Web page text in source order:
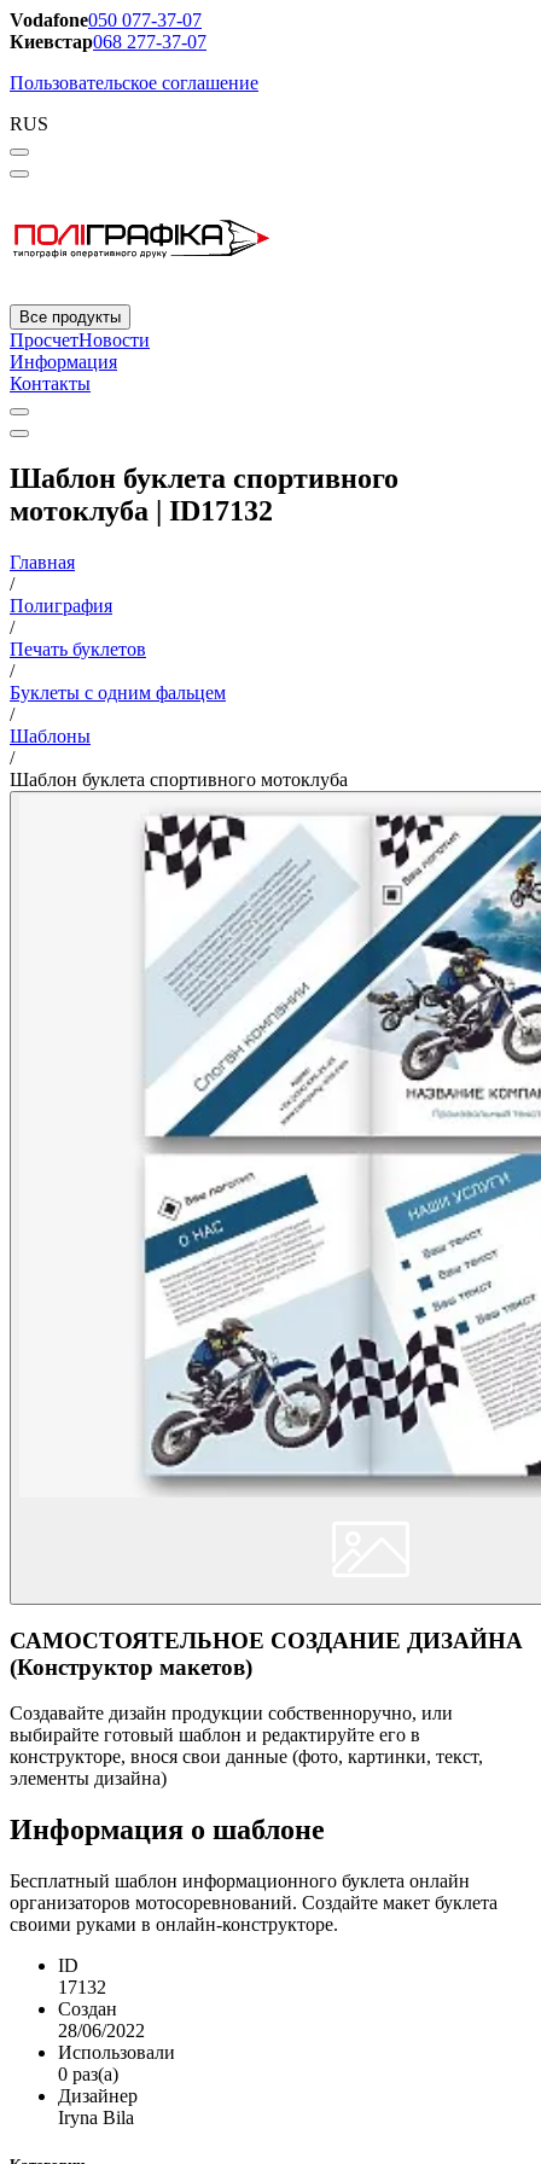
Vodafone050 077-37-07
Киевстар068 277-37-07
Пользовательское соглашение
RUS
Все продукты
ПросчетНовости
Информация
Контакты
Шаблон буклета спортивного
мотоклуба | ID17132
Главная
/
Полиграфия
/
Печать буклетов
/
Буклеты с одним фальцем
/
Шаблоны
/
Шаблон буклета спортивного мотоклуба
САМОСТОЯТЕЛЬНОЕ СОЗДАНИЕ ДИЗАЙНА
(Конструктор макетов)
Создавайте дизайн продукции собственноручно, или
выбирайте готовый шаблон и редактируйте его в
конструкторе, внося свои данные (фото, картинки, текст,
элементы дизайна)
Информация о шаблоне
Бесплатный шаблон информационного буклета онлайн
организаторов мотосоревнований. Создайте макет буклета
своими руками в онлайн-конструкторе.
ID
17132
Создан
28/06/2022
Использовали
0 раз(а)
Дизайнер
Iryna Bila